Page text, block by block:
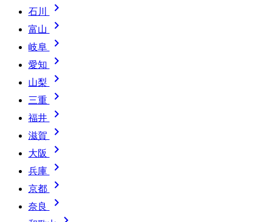
石川 
富山 
岐阜 
愛知 
山梨 
三重 
福井 
滋賀 
大阪 
兵庫 
京都 
奈良 